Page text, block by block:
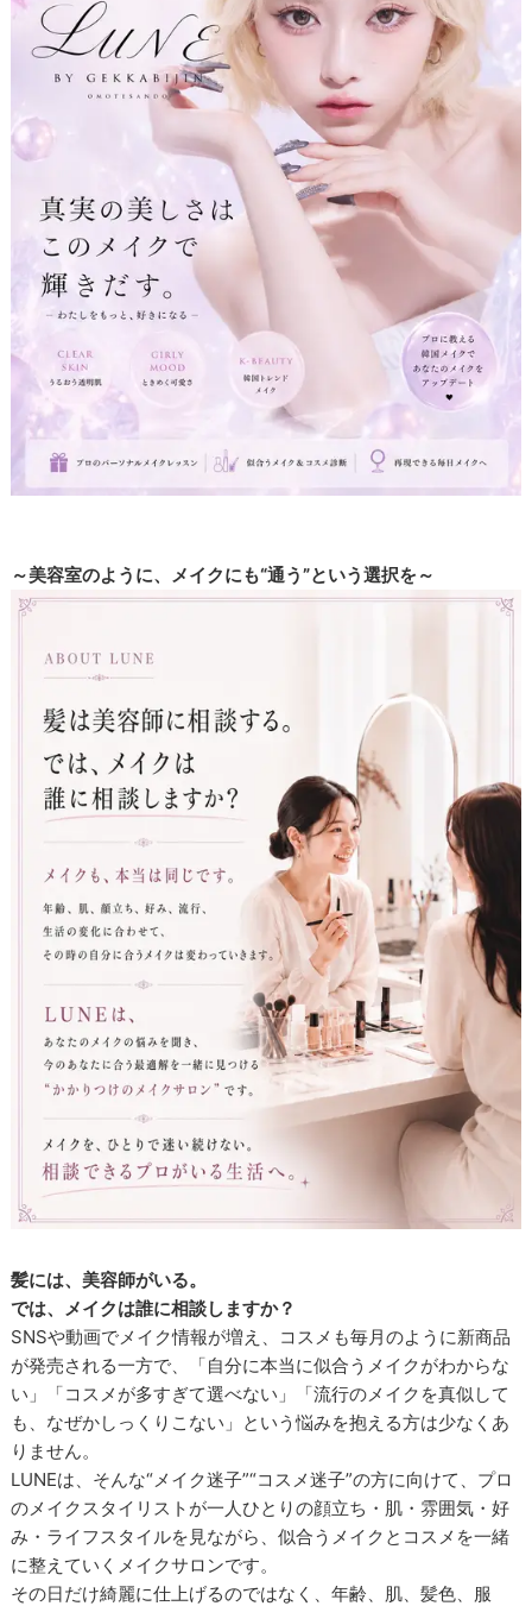
～美容室のように、メイクにも“通う”という選択を～
髪には、美容師がいる。
では、メイクは誰に相談しますか？
SNSや動画でメイク情報が増え、コスメも毎月のように新商品
が発売される一方で、「自分に本当に似合うメイクがわからな
い」「コスメが多すぎて選べない」「流行のメイクを真似して
も、なぜかしっくりこない」という悩みを抱える方は少なくあ
りません。
LUNEは、そんな“メイク迷子”“コスメ迷子”の方に向けて、プロ
のメイクスタイリストが一人ひとりの顔立ち・肌・雰囲気・好
み・ライフスタイルを見ながら、似合うメイクとコスメを一緒
に整えていくメイクサロンです。
その日だけ綺麗に仕上げるのではなく、年齢、肌、髪色、服